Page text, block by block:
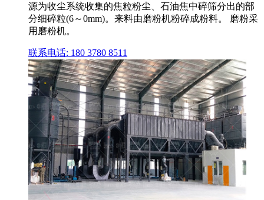
源为收尘系统收集的焦粒粉尘、石油焦中碎筛分出的部
分细碎粒(6～0mm)。来料由磨粉机粉碎成粉料。 磨粉采
用磨粉机。
联系电话: 180 3780 8511